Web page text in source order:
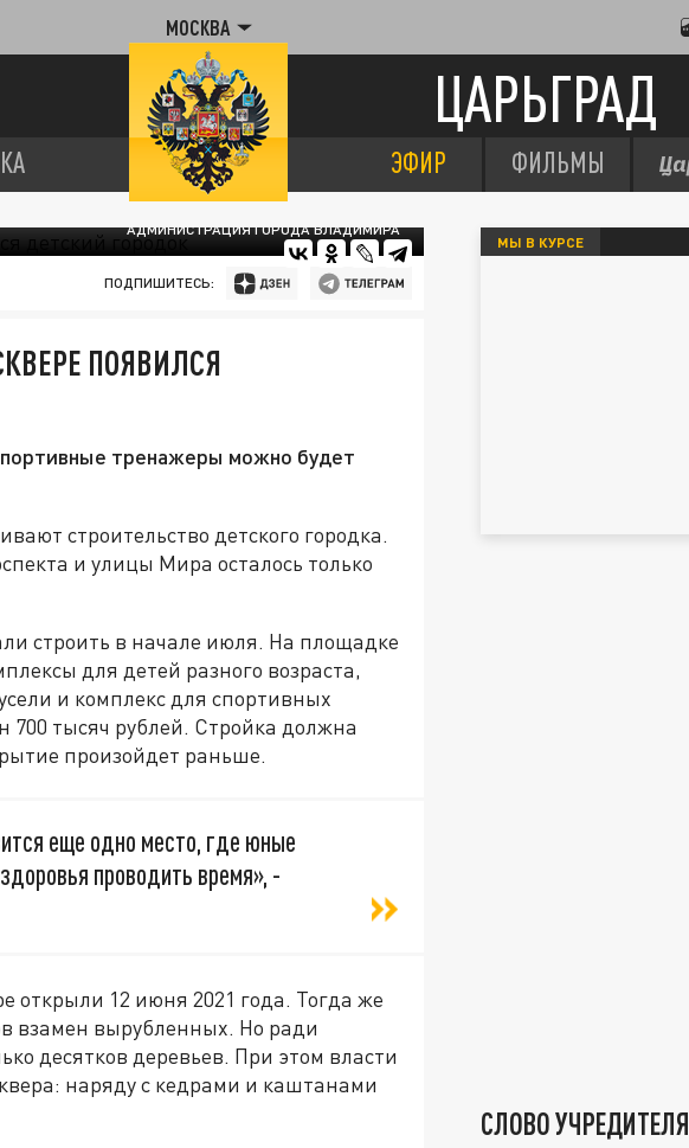
МОСКВА
ЦАРЬГРАД
ЭФИР ФИЛЬМЫ
АДМИНИСТРАЦИЯ ГОРОДА ВЛАДИМИРА
ПОДПИШИТЕСЬ:
ПОЯВИЛСЯ
тренажеры можно будет
строительство детского городка.
и улицы Мира осталось только
строить в начале июля. На площадке
для детей разного возраста,
и комплекс для спортивных
тысяч рублей. Стройка должна
произойдет раньше.
еще одно место, где юные
проводить время», -
открыли 12 июня 2021 года. Тогда же
взамен вырубленных. Но ради
десятков деревьев. При этом власти
наряду с кедрами и каштанами
МЫ В КУРСЕ
СЛОВО УЧРЕДИТЕЛЯ